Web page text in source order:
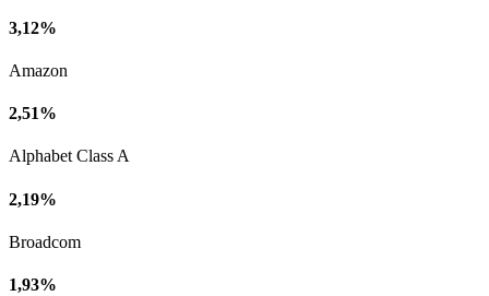
3,12%
Amazon
2,51%
Alphabet Class A
2,19%
Broadcom
1,93%